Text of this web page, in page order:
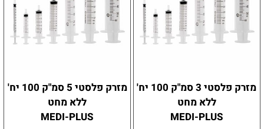
מזרק פלסטי 3 סמ"ק 100 יח'
ללא מחט
MEDI-PLUS
מזרק פלסטי 5 סמ"ק 100 יח'
ללא מחט
MEDI-PLUS